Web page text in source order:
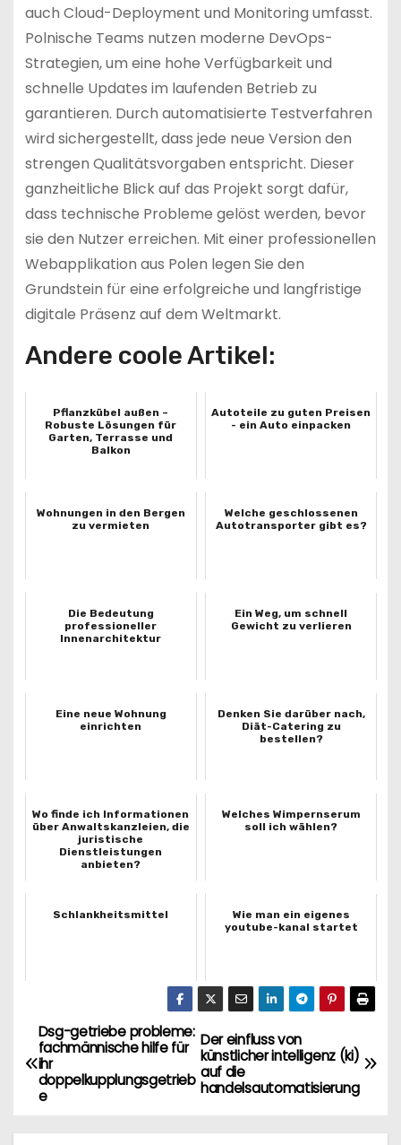
auch Cloud-Deployment und Monitoring umfasst.
Polnische Teams nutzen moderne DevOps-
Strategien, um eine hohe Verfügbarkeit und
schnelle Updates im laufenden Betrieb zu
garantieren. Durch automatisierte Testverfahren
wird sichergestellt, dass jede neue Version den
strengen Qualitätsvorgaben entspricht. Dieser
ganzheitliche Blick auf das Projekt sorgt dafür,
dass technische Probleme gelöst werden, bevor
sie den Nutzer erreichen. Mit einer professionellen
Webapplikation aus Polen legen Sie den
Grundstein für eine erfolgreiche und langfristige
digitale Präsenz auf dem Weltmarkt.
Andere coole Artikel:
Pflanzkübel außen –
Robuste Lösungen für
Garten, Terrasse und
Balkon
Autoteile zu guten Preisen
- ein Auto einpacken
Wohnungen in den Bergen
zu vermieten
Welche geschlossenen
Autotransporter gibt es?
Die Bedeutung
professioneller
Innenarchitektur
Ein Weg, um schnell
Gewicht zu verlieren
Eine neue Wohnung
einrichten
Denken Sie darüber nach,
Diät-Catering zu
bestellen?
Wo finde ich Informationen
über Anwaltskanzleien, die
juristische
Dienstleistungen
anbieten?
Welches Wimpernserum
soll ich wählen?
Schlankheitsmittel
Wie man ein eigenes
youtube-kanal startet
N
a
Der einfluss von
künstlicher intelligenz (ki)
auf die
handelsautomatisierung
Dsg-getriebe probleme:
fachmännische hilfe für
ihr
doppelkupplungsgetrieb
e